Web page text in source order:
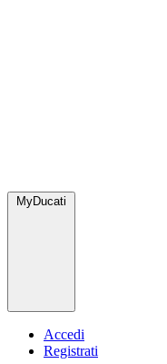
MyDucati
Accedi
Registrati